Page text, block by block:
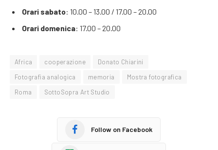
Orari sabato: 10.00 – 13.00 / 17.00 – 20.00
Orari domenica: 17.00 – 20.00
Africa cooperazione
Donato Chiarini
Fotografia analogica
memoria
Mostra fotografica
Roma
SottoSopra Art Studio
Follow on Facebook